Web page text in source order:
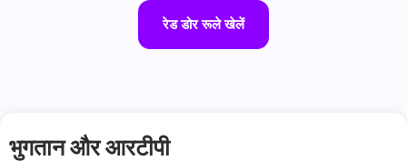
रेड डोर रूले खेलें
भुगतान और आरटीपी